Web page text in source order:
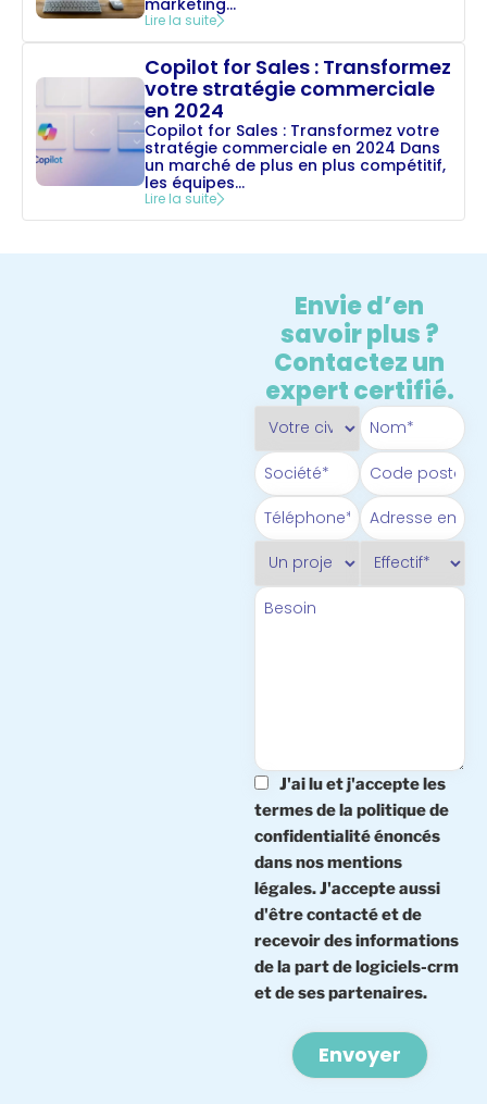
Lire la suite
Copilot for Sales : Transformez
votre stratégie commerciale
en 2024
Copilot for Sales : Transformez votre
stratégie commerciale en 2024 Dans
un marché de plus en plus compétitif,
les équipes...
Lire la suite
Envie d’en
savoir plus ?
Contactez un
expert certifié.
J'ai lu et j'accepte les
termes de la politique de
confidentialité énoncés
dans nos mentions
légales. J'accepte aussi
d'être contacté et de
recevoir des informations
de la part de logiciels-crm
et de ses partenaires.